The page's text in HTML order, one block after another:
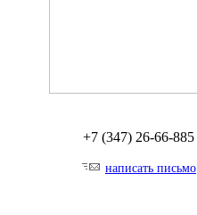
+7 (347) 26-66-885
написать письмо